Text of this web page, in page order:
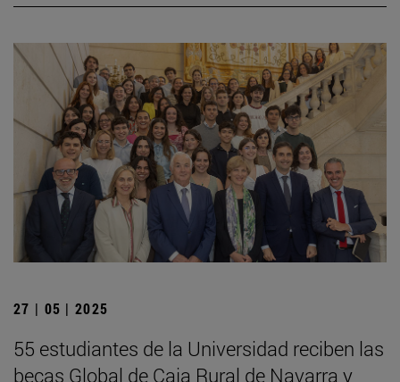
27 | 05 | 2025
55 estudiantes de la Universidad reciben las
becas Global de Caja Rural de Navarra y